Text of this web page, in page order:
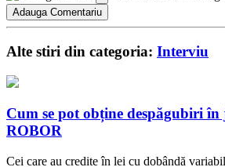
Alte stiri din categoria: Interviu
Cum se pot obține despăgubiri
ROBOR
Cei care au credite în lei cu dobândă